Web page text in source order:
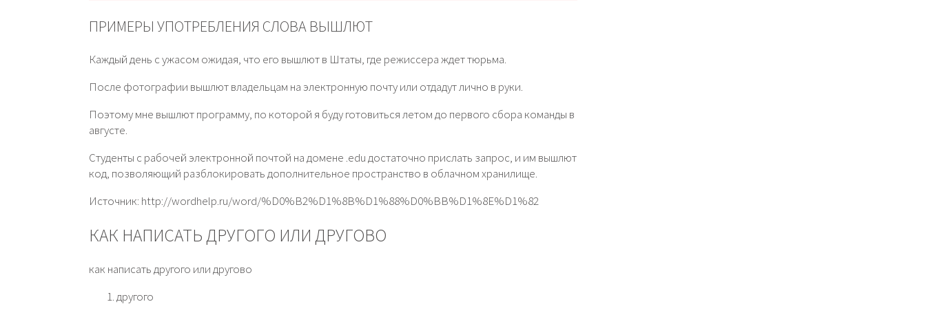
ПРИМЕРЫ УПОТРЕБЛЕНИЯ СЛОВА ВЫШЛЮТ
Каждый день с ужасом ожидая, что его вышлют в Штаты, где режиссера ждет тюрьма.
После фотографии вышлют владельцам на электронную почту или отдадут лично в руки.
Поэтому мне вышлют программу, по которой я буду готовиться летом до первого сбора команды в
августе.
Студенты с рабочей электронной почтой на домене .edu достаточно прислать запрос, и им вышлют
код, позволяющий разблокировать дополнительное пространство в облачном хранилище.
Источник: http://wordhelp.ru/word/%D0%B2%D1%8B%D1%88%D0%BB%D1%8E%D1%82
КАК НАПИСАТЬ ДРУГОГО ИЛИ ДРУГОВО
как написать другого или другово
другого